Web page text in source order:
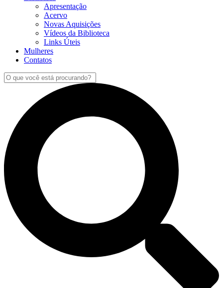
Apresentação
Acervo
Novas Aquisições
Vídeos da Biblioteca
Links Úteis
Mulheres
Contatos